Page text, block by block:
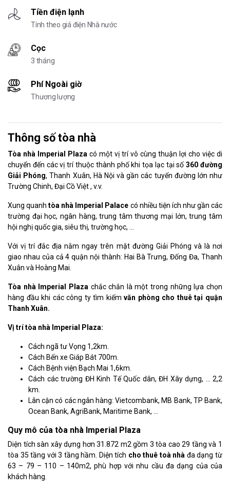
Tiền điện lạnh
Tính theo giá điện Nhà nước
Cọc
3 tháng
Phí Ngoài giờ
Thương lượng
Thông số tòa nhà
Tòa nhà Imperial Plaza có một vị trí vô cùng thuận lợi cho việc di
chuyển đến các vị trí thuộc thành phố khi tọa lạc tại số360 đường
Giải Phóng, Thanh Xuân, Hà Nội và gần các tuyến đường lớn như
Trường Chinh, Đại Cồ Việt , v.v.
Xung quanhtòa nhà Imperial Palace có nhiều tiện ích như gần các
trường đại học, ngân hàng, trung tâm thương mại lớn, trung tâm
hội nghị quốc gia, siêu thị, trường học, …
Với vị trí đắc địa nằm ngay trên mặt đường Giải Phóng và là nơi
giao nhau của cả 4 quận nội thành: Hai Bà Trưng, Đống Đa, Thanh
Xuân và Hoàng Mai.
Tòa nhà Imperial Plaza chắc chắn là một trong những lựa chọn
hàng đầu khi các công ty tìm kiếmvăn phòng cho thuê tại quận
Thanh Xuân.
Vị trí tòa nhà Imperial Plaza:
Cách ngã tư Vọng 1,2km.
Cách Bến xe Giáp Bát 700m.
Cách Bệnh viện Bạch Mai 1,6km.
Cách các trường ĐH Kinh Tế Quốc dân, ĐH Xây dựng, … 2,2
km.
Lân cận có các ngân hàng: Vietcombank, MB Bank, TP Bank,
Ocean Bank, AgriBank, Maritime Bank, …
Quy mô của tòa nhà Imperial Plaza
Diện tích sàn xây dựng hơn 31.872 m2 gồm 3 tòa cao 29 tầng và 1
tòa 35 tầng với 3 tầng hầm. Diện tích cho thuê toà nhà đa dạng từ
63 – 79 – 110 – 140m2, phù hợp với nhu cầu đa dạng của của
khách hàng.